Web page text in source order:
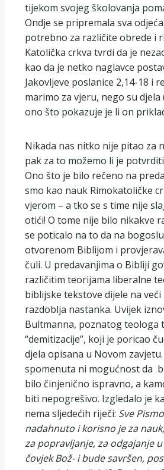
tijekom svojeg školovanja
Ondje se pripremala sva
potrebno za različite obrede i
Katolička crkva tvrdi da je
kao da je netko naglavce
Jakovljeve poslanice 2,14-18 i
marimo za vjeru, nego su djela
ono što pokazuje je li on
Nikada nas nitko nije pitao za
pak za to možemo li je
Ono što je bilo rečeno na
smo kao nauk Rimokatoličke
vjerom – a tko se s time nije
otići! O tome nije bilo nikakve
se poticalo na to da na
otvorenom Biblijom i
čuli. U predavanjima o Bibliji
različitim teorijama liberalne
biblijske tekstove dijele na
razdoblja nastanka. Uvijek
Bultmanna, poznatog teologa
“demitizacije”, koji je poricao
djela opisana u Novom
spomenuta ni mogućnost da
bilo činjenično ispravno, a
biti nepogrešivo. Izgledalo je
nema sljedećih riječi: Sve
nadahnuto i korisno je za
za popravljanje, za odgajanje
čovjek Bož- i bude savršen,